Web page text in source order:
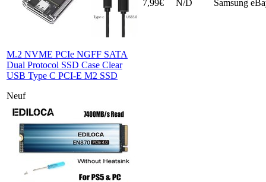
M.2 NVME PCIe NGFF SATA
Dual Protocol SSD Case Clear
USB Type C PCI-E M2 SSD
Neuf
7,99€ N/D Samsung